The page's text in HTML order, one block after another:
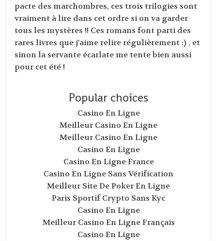
pacte des marchombres, ces trois trilogies sont
vraiment à lire dans cet ordre si on va garder
tous les mystères !! Ces romans font parti des
rares livres que j'aime relire régulièrement :) , et
sinon la servante écarlate me tente bien aussi
pour cet été !
Popular choices
Casino En Ligne
Meilleur Casino En Ligne
Meilleur Casino En Ligne
Casino En Ligne
Casino En Ligne France
Casino En Ligne Sans Vérification
Meilleur Site De Poker En Ligne
Paris Sportif Crypto Sans Kyc
Casino En Ligne
Meilleur Casino En Ligne Français
Casino En Ligne